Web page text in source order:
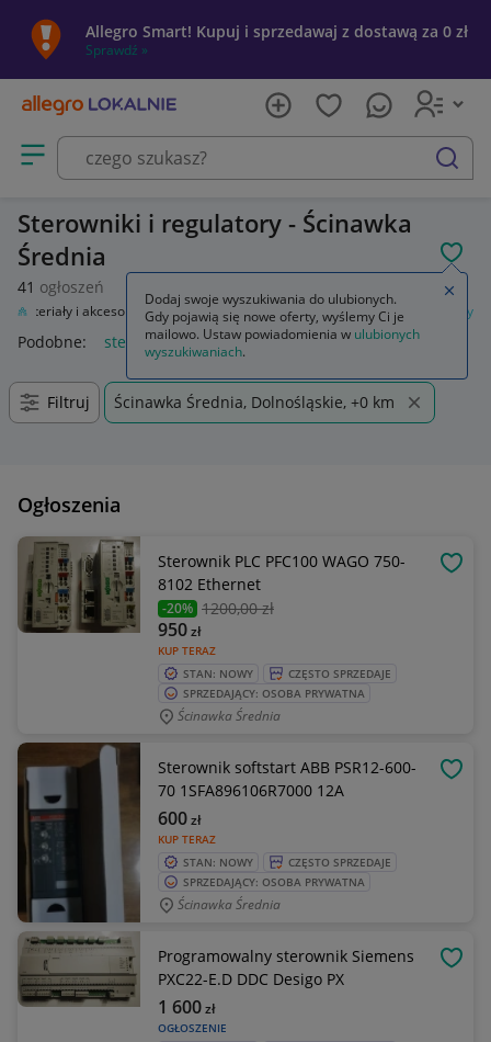
Allegro Smart! Kupuj i sprzedawaj z dostawą za 0 zł
Sprawdź »
Otwórz menu z kategoriami
szukaj
Sterowniki i regulatory - Ścinawka
Średnia
41 ogłoszeń
Materiały i akcesoria Automatyka przemysłowa Sterowniki i regulatory
Podobne: sterowniki i regulatory
Filtruj Ścinawka Średnia, Dolnośląskie, +0 km
Ogłoszenia
Sterownik PLC PFC100 WAGO 750-
8102 Ethernet
-20% 1200,00 zł
KUP TERAZ
950zł
STAN: NOWY
CZĘSTO SPRZEDAJE
SPRZEDAJĄCY: OSOBA PRYWATNA
Ścinawka Średnia
Sterownik softstart ABB PSR12-600-
70 1SFA896106R7000 12A
KUP TERAZ
600zł
STAN: NOWY
CZĘSTO SPRZEDAJE
SPRZEDAJĄCY: OSOBA PRYWATNA
Ścinawka Średnia
Programowalny sterownik Siemens
PXC22-E.D DDC Desigo PX
OGŁOSZENIE
1 600zł
Dodaj swoje wyszukiwania do ulubionych.
Gdy pojawią się nowe oferty, wyślemy Ci je
mailowo. Ustaw powiadomienia w ulubionych
wyszukiwaniach.